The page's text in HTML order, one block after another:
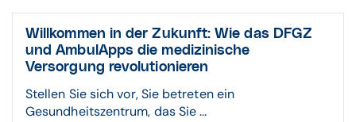
Willkommen in der Zukunft: Wie das DFGZ
und AmbulApps die medizinische
Versorgung revolutionieren
Stellen Sie sich vor, Sie betreten ein
Gesundheitszentrum, das Sie ...